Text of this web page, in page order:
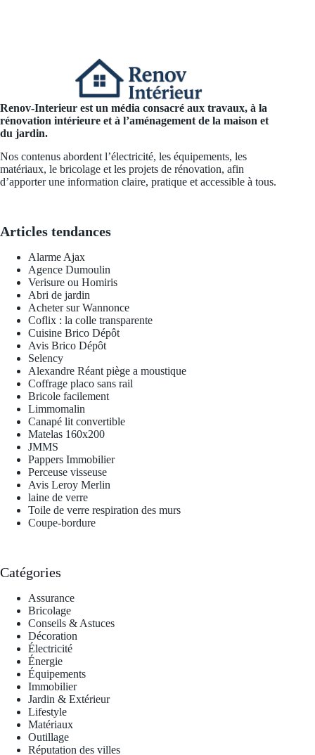
Renov-Interieur est un média consacré aux travaux, à la
rénovation intérieure et à l’aménagement de la maison et
du jardin.
Nos contenus abordent l’électricité, les équipements, les
matériaux, le bricolage et les projets de rénovation, afin
d’apporter une information claire, pratique et accessible à tous.
Articles tendances
Alarme Ajax
Agence Dumoulin
Verisure ou Homiris
Abri de jardin
Acheter sur Wannonce
Coflix : la colle transparente
Cuisine Brico Dépôt
Avis Brico Dépôt
Selency
Alexandre Réant piège a moustique
Coffrage placo sans rail
Bricole facilement
Limmomalin
Canapé lit convertible
Matelas 160x200
JMMS
Pappers Immobilier
Perceuse visseuse
Avis Leroy Merlin
laine de verre
Toile de verre respiration des murs
Coupe-bordure
Catégories
Assurance
Bricolage
Conseils & Astuces
Décoration
Électricité
Énergie
Équipements
Immobilier
Jardin & Extérieur
Lifestyle
Matériaux
Outillage
Réputation des villes